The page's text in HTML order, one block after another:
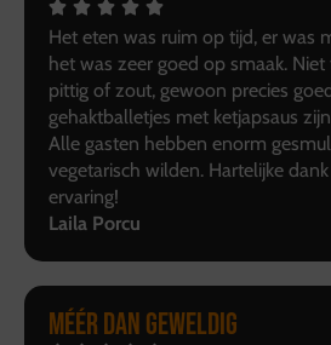
Het eten was ruim op tijd, er was
het was zeer goed op smaak.
pittig of zout, gewoon precies
gehaktballetjes met ketjapsaus
Alle gasten hebben enorm
vegetarisch wilden. Hartelijke
ervaring!
Laila Porcu
Méér dan geweldig